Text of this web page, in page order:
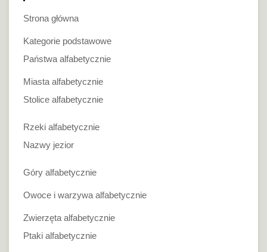
Strona główna
Kategorie podstawowe
Państwa alfabetycznie
Miasta alfabetycznie
Stolice alfabetycznie
Rzeki alfabetycznie
Nazwy jezior
Góry alfabetycznie
Owoce i warzywa alfabetycznie
Zwierzęta alfabetycznie
Ptaki alfabetycznie